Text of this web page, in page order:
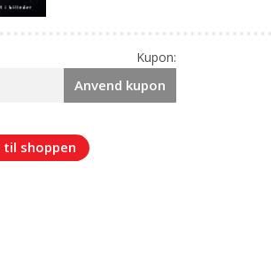
Kupon:
Anvend kupon
shoppen